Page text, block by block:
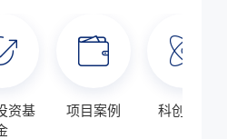
资基
项目案例 科创金融